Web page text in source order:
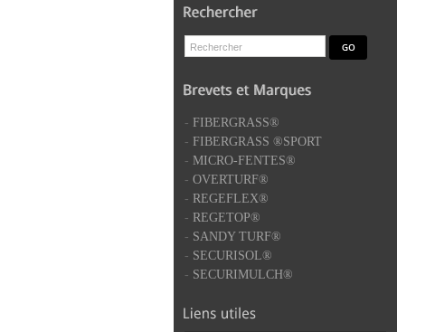
- FIBERGRASS®
- FIBERGRASS ®SPORT
- MICRO-FENTES®
- OVERTURF®
- REGEFLEX®
- REGETOP®
- SANDY TURF®
- SECURISOL®
- SECURIMULCH®